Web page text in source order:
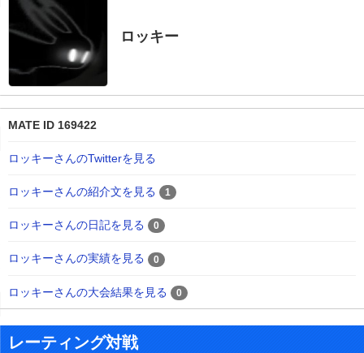
ロッキー
MATE ID 169422
ロッキーさんのTwitterを見る
ロッキーさんの紹介文を見る 1
ロッキーさんの日記を見る 0
ロッキーさんの実績を見る 0
ロッキーさんの大会結果を見る 0
レーティング対戦